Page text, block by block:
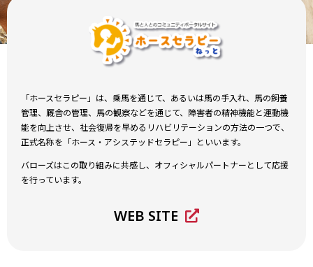
「ホースセラピー」は、乗馬を通じて、あるいは馬の手入れ、馬の飼養
管理、厩舎の管理、馬の観察などを通じて、障害者の精神機能と運動機
能を向上させ、社会復帰を早めるリハビリテーションの方法の一つで、
正式名称を「ホース・アシステッドセラピー」といいます。
バローズはこの取り組みに共感し、オフィシャルパートナーとして応援
を行っています。
WEB SITE